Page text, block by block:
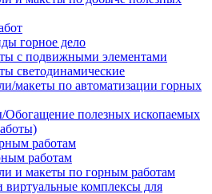
горное дело
с подвижными элементами
светодинамические
макеты по автоматизации горных
полезных ископаемых
работам
работам
и макеты по горным работам
комплексы для